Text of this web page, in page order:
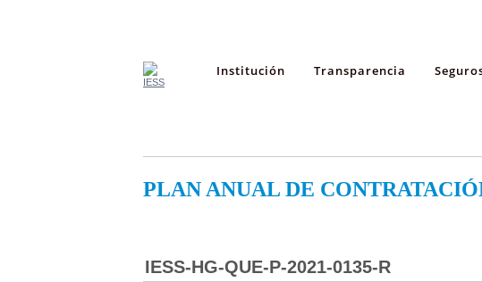
Institución Transparencia
PLAN ANUAL DE
IESS-HG-QUE-P-2021-0135-R